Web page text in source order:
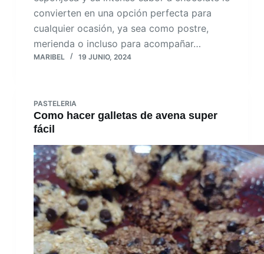
convierten en una opción perfecta para
cualquier ocasión, ya sea como postre,
merienda o incluso para acompañar…
MARIBEL 19 JUNIO, 2024
PASTELERIA
Como hacer galletas de avena super
fácil